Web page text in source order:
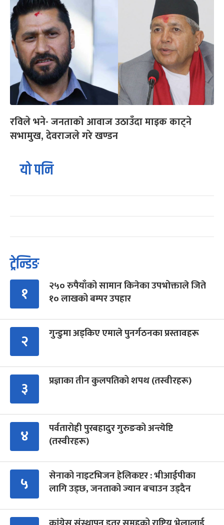
रविले भने- जनताको आवाज उठाउँदा माइक काट्ने
सभामुख, देवराजले गरे खण्डन
यो पनि
ट्रेन्डिङ
१
२५० रुपैयाँको सामान किनेका उपभोक्ताले जिते
१० लाखको बम्पर उपहार
२ गुन्डुमा अड्किए एमाले पुनर्गठनका प्रस्तावहरू
३ प्रज्ञाका तीन कुलपतिको शपथ (तस्वीरहरू)
४
पर्वतारोही पुरबहादुर गुरुङको अन्त्येष्टि
(तस्वीरहरू)
५
सेनाको नाइटभिजन हेलिकप्टर : भीआईपीका
लागि उड्छ, जनताको ज्यान बचाउन उड्दैन